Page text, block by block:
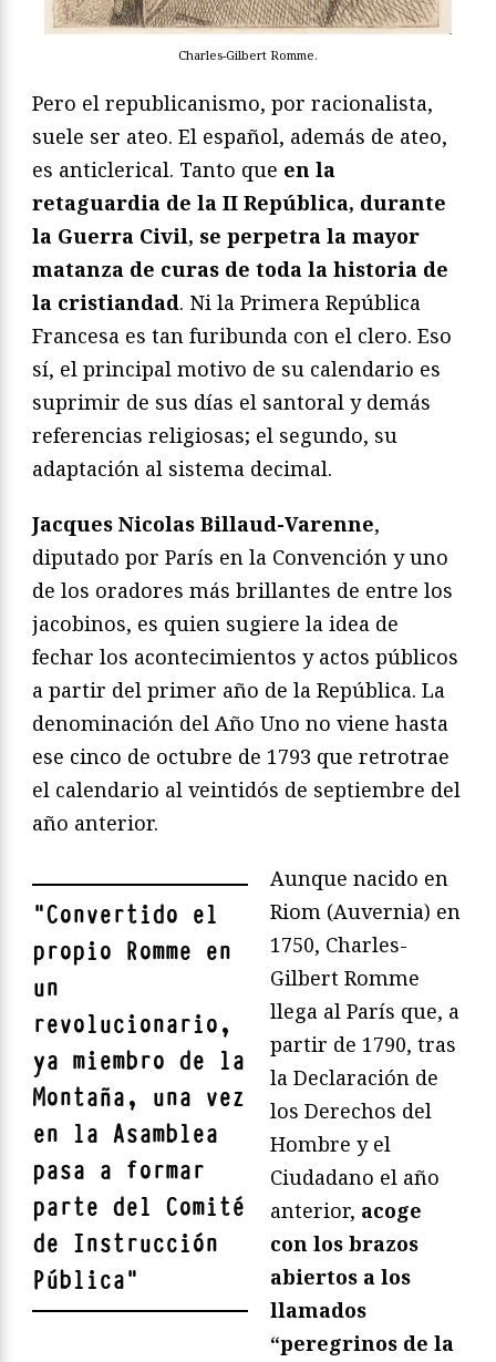
Charles-Gilbert Romme.
Pero el republicanismo, por racionalista,
suele ser ateo. El español, además de ateo,
es anticlerical. Tanto que en la
retaguardia de la II República, durante
la Guerra Civil, se perpetra la mayor
matanza de curas de toda la historia de
la cristiandad. Ni la Primera República
Francesa es tan furibunda con el clero. Eso
sí, el principal motivo de su calendario es
suprimir de sus días el santoral y demás
referencias religiosas; el segundo, su
adaptación al sistema decimal.
Jacques Nicolas Billaud-Varenne,
diputado por París en la Convención y uno
de los oradores más brillantes de entre los
jacobinos, es quien sugiere la idea de
fechar los acontecimientos y actos públicos
a partir del primer año de la República. La
denominación del Año Uno no viene hasta
ese cinco de octubre de 1793 que retrotrae
el calendario al veintidós de septiembre del
año anterior.
"Convertido el
propio Romme en
un
revolucionario,
ya miembro de la
Montaña, una vez
en la Asamblea
pasa a formar
parte del Comité
de Instrucción
Pública"
Aunque nacido en
Riom (Auvernia) en
1750, Charles-
Gilbert Romme
llega al París que, a
partir de 1790, tras
la Declaración de
los Derechos del
Hombre y el
Ciudadano el año
anterior, acoge
con los brazos
abiertos a los
llamados
“peregrinos de la